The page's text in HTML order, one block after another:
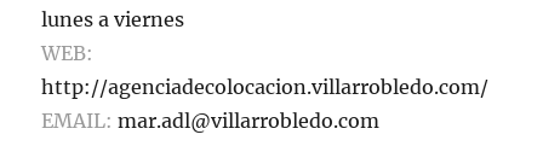
lunes a viernes
WEB:
http://agenciadecolocacion.villarrobledo.com/
EMAIL: mar.adl@villarrobledo.com